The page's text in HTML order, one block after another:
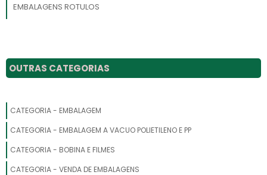
EMBALAGENS ROTULOS
SACOLAS EMBALAGENS
EMBALAGENS PET
EMBALAGENS PARA FRASCO
OUTRAS CATEGORIAS
CATEGORIA - EMBALAGEM
CATEGORIA - EMBALAGEM A VACUO POLIETILENO E PP
CATEGORIA - BOBINA E FILMES
CATEGORIA - VENDA DE EMBALAGENS